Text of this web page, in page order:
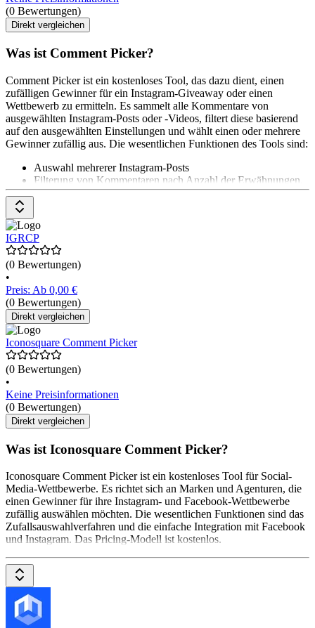
(0 Bewertungen)
Direkt vergleichen
Was ist Comment Picker?
Comment Picker ist ein kostenloses Tool, das dazu dient, einen
zufälligen Gewinner für ein Instagram-Giveaway oder einen
Wettbewerb zu ermitteln. Es sammelt alle Kommentare von
ausgewählten Instagram-Posts oder -Videos, filtert diese basierend
auf den ausgewählten Einstellungen und wählt einen oder mehrere
Gewinner zufällig aus. Die wesentlichen Funktionen des Tools sind:
Auswahl mehrerer Instagram-Posts
Filterung von Kommentaren nach Anzahl der Erwähnungen,
Tags oder doppelten Nutzer*innen
Erstellung einer einzigartigen Ergebnisseite für den Instagram-
Wettbewerb Das Pricing-Modell ist einfach: Bis zu 500
Kommentare können kostenlos abgerufen werden. Für
unbegrenzte Kommentare und zusätzliche Funktionen kann
IGRCP
(0 Bewertungen)
•
Preis: Ab 0,00 €
(0 Bewertungen)
Direkt vergleichen
Iconosquare Comment Picker
(0 Bewertungen)
•
Keine Preisinformationen
(0 Bewertungen)
Direkt vergleichen
Was ist Iconosquare Comment Picker?
Iconosquare Comment Picker ist ein kostenloses Tool für Social-
Media-Wettbewerbe. Es richtet sich an Marken und Agenturen, die
einen Gewinner für ihre Instagram- und Facebook-Wettbewerbe
zufällig auswählen möchten. Die wesentlichen Funktionen sind das
Zufallsauswahlverfahren und die einfache Integration mit Facebook
und Instagram. Das Pricing-Modell ist kostenlos.